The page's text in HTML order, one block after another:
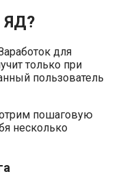
ЯД?
для
только при
пользователь
пошаговую
несколько